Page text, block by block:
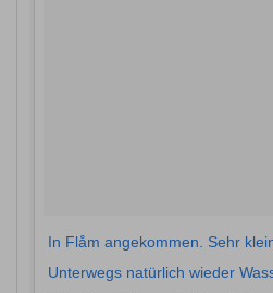
In Flåm angekommen. Sehr
Unterwegs natürlich wieder